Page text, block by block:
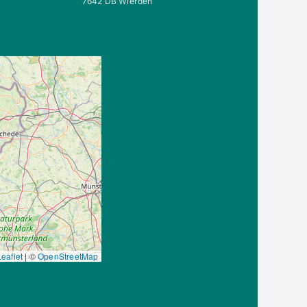
|©OpenStreetMap